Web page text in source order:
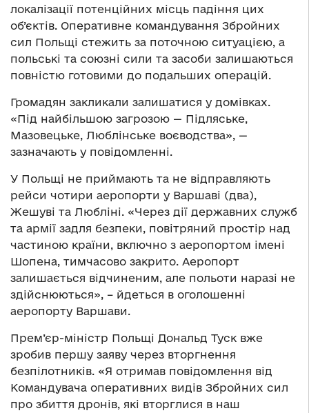
локалізації потенційних місць падіння цих
об’єктів. Оперативне командування Збройних
сил Польщі стежить за поточною ситуацією, а
польські та союзні сили та засоби залишаються
повністю готовими до подальших операцій.
Громадян закликали залишатися у домівках.
«Під найбільшою загрозою — Підляське,
Мазовецьке, Люблінське воєводства», —
зазначають у повідомленні.
У Польщі не приймають та не відправляють
рейси чотири аеропорти у Варшаві (два),
Жешуві та Любліні. «Через дії державних служб
та армії задля безпеки, повітряний простір над
частиною країни, включно з аеропортом імені
Шопена, тимчасово закрито. Аеропорт
залишається відчиненим, але польоти наразі не
здійснюються», – йдеться в оголошенні
аеропорту Варшави.
Прем’єр-міністр Польщі Дональд Туск вже
зробив першу заяву через вторгнення
безпілотників. «Я отримав повідомлення від
Командувача оперативних видів Збройних сил
про збиття дронів, які вторглися в наш